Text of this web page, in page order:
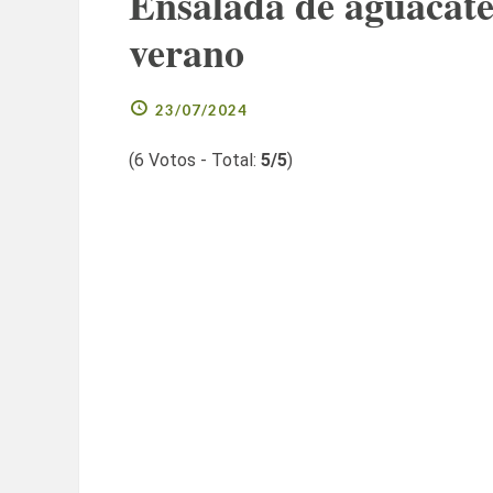
verano
23/07/2024
(6 Votos - Total: 5/5)